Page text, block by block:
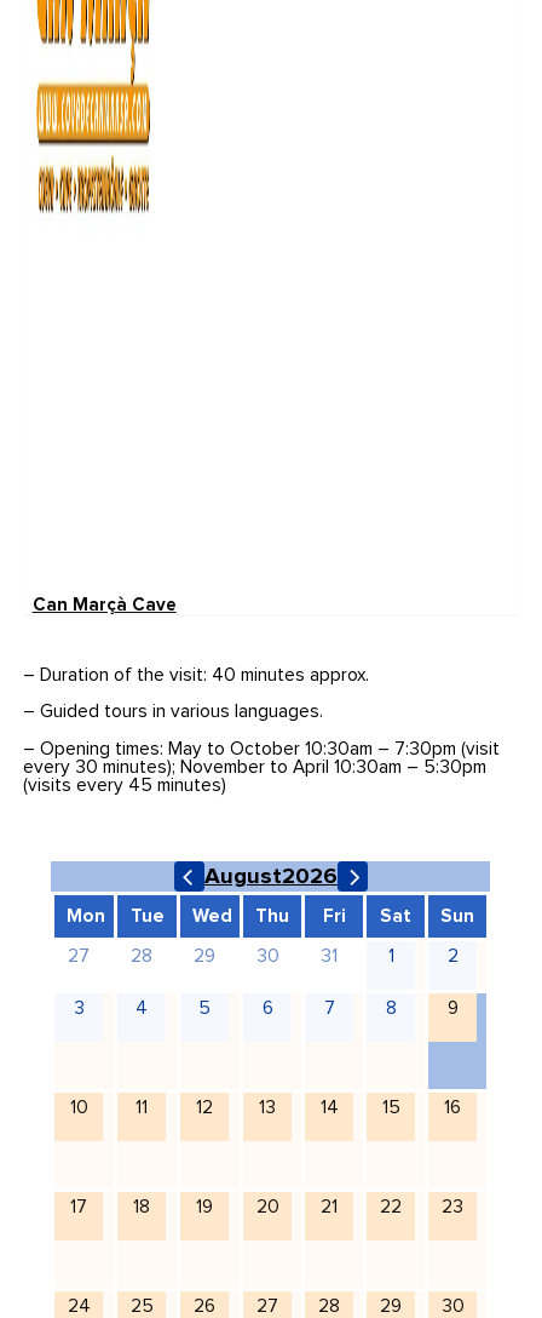
Can Marçà Cave
– Duration of the visit: 40 minutes approx.
– Guided tours in various languages.
– Opening times: May to October 10:30am – 7:30pm (visit
every 30 minutes); November to April 10:30am – 5:30pm
(visits every 45 minutes)
August2026
Mon Tue Wed Thu Fri Sat Sun
27 28 29 30 31 1 2
3 4 5 6 7 8 9
10 11 12 13 14 15 16
17 18 19 20 21 22 23
24 25 26 27 28 29 30